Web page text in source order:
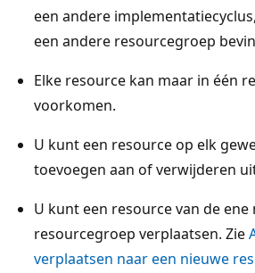
een andere
een andere resourcegroep
Elke resource kan maar in één
voorkomen.
U kunt een resource op elk
toevoegen aan of verwijderen
U kunt een resource van de
resourcegroep verplaatsen. Zie
verplaatsen naar een nieuwe